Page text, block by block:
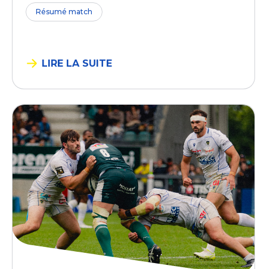
Résumé match
LIRE LA SUITE